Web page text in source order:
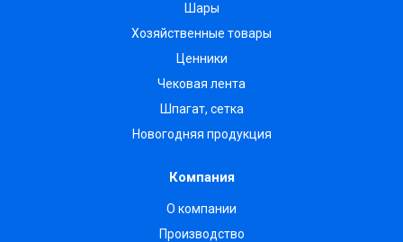
Шары
Хозяйственные товары
Ценники
Чековая лента
Шпагат, сетка
Новогодняя продукция
Компания
О компании
Производство